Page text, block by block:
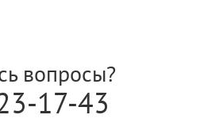
вопросы?
17-43